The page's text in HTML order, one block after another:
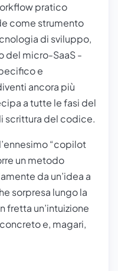
pratico
come strumento
di sviluppo,
del micro-SaaS -
e
ancora più
a tutte le fasi del
scrittura del codice.
“copilot
un metodo
da un’idea a
sorpresa lungo la
fretta un’intuizione
e, magari,